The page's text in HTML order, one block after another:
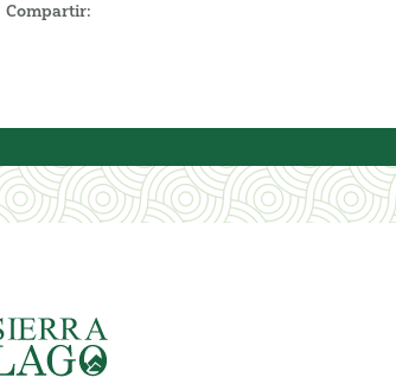
Compartir: